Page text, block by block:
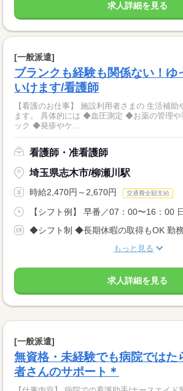
求人詳細を見る
[一般派遣]
ブランクも経験も関係ない！ゆ
いけます/看護師
【看護のお仕事】 施設利用者さまの 生活補助
ます。 具体的には ◆血圧測定 ◆お薬の管理や準備 ◆バイタルチェ
ック ◆発疹やケ...
看護師・准看護師
埼玉県志木市/柳瀬川駅
時給2,470円～2,670円 交通費全額支給
【シフト例】 早番／07：00〜16：00
◆シフト制 ◆長期休暇の取得もOK 勤務
もっと見る
求人詳細を見る
[一般派遣]
無資格・未経験でも病院ではた
者さんのサポート＊